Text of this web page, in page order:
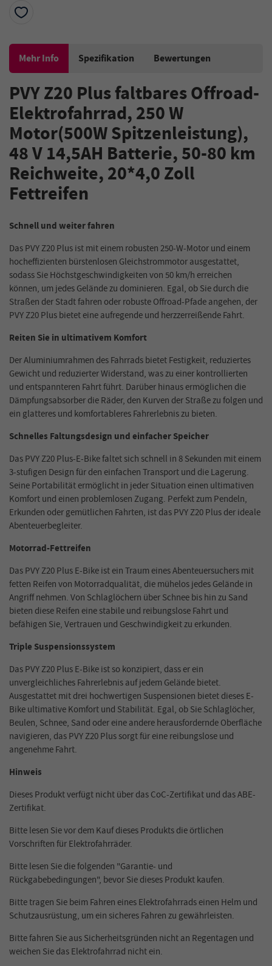
Mehr Info Spezifikation Bewertungen
PVY Z20 Plus faltbares Offroad-
Elektrofahrrad, 250 W
Motor(500W Spitzenleistung),
48 V 14,5AH Batterie, 50-80 km
Reichweite, 20*4,0 Zoll
Fettreifen
Schnell und weiter fahren
Das PVY Z20 Plus ist mit einem robusten 250-W-Motor und einem
hocheffizienten bürstenlosen Gleichstrommotor ausgestattet,
sodass Sie Höchstgeschwindigkeiten von 50 km/h erreichen
können, um jedes Gelände zu dominieren. Egal, ob Sie durch die
Straßen der Stadt fahren oder robuste Offroad-Pfade angehen, der
PVY Z20 Plus bietet eine aufregende und herzzerreißende Fahrt.
Reiten Sie in ultimativem Komfort
Der Aluminiumrahmen des Fahrrads bietet Festigkeit, reduziertes
Gewicht und reduzierter Widerstand, was zu einer kontrollierten
und entspannteren Fahrt führt. Darüber hinaus ermöglichen die
Dämpfungsabsorber die Räder, den Kurven der Straße zu folgen und
ein glatteres und komfortableres Fahrerlebnis zu bieten.
Schnelles Faltungsdesign und einfacher Speicher
Das PVY Z20 Plus-E-Bike faltet sich schnell in 8 Sekunden mit einem
3-stufigen Design für den einfachen Transport und die Lagerung.
Seine Portabilität ermöglicht in jeder Situation einen ultimativen
Komfort und einen problemlosen Zugang. Perfekt zum Pendeln,
Erkunden oder gemütlichen Fahrten, ist das PVY Z20 Plus der ideale
Abenteuerbegleiter.
Motorrad-Fettreifen
Das PVY Z20 Plus E-Bike ist ein Traum eines Abenteuersuchers mit
fetten Reifen von Motorradqualität, die mühelos jedes Gelände in
Angriff nehmen. Von Schlaglöchern über Schnee bis hin zu Sand
bieten diese Reifen eine stabile und reibungslose Fahrt und
befähigen Sie, Vertrauen und Geschwindigkeit zu erkunden.
Triple Suspensionssystem
Das PVY Z20 Plus E-Bike ist so konzipiert, dass er ein
unvergleichliches Fahrerlebnis auf jedem Gelände bietet.
Ausgestattet mit drei hochwertigen Suspensionen bietet dieses E-
Bike ultimative Komfort und Stabilität. Egal, ob Sie Schlaglöcher,
Beulen, Schnee, Sand oder eine andere herausfordernde Oberfläche
navigieren, das PVY Z20 Plus sorgt für eine reibungslose und
angenehme Fahrt.
Hinweis
Dieses Produkt verfügt nicht über das CoC-Zertifikat und das ABE-
Zertifikat.
Bitte lesen Sie vor dem Kauf dieses Produkts die örtlichen
Vorschriften für Elektrofahrräder.
Bitte lesen Sie die folgenden "Garantie- und
Rückgabebedingungen", bevor Sie dieses Produkt kaufen.
Bitte tragen Sie beim Fahren eines Elektrofahrrads einen Helm und
Schutzausrüstung, um ein sicheres Fahren zu gewährleisten.
Bitte fahren Sie aus Sicherheitsgründen nicht an Regentagen und
weichen Sie das Elektrofahrrad nicht ein.